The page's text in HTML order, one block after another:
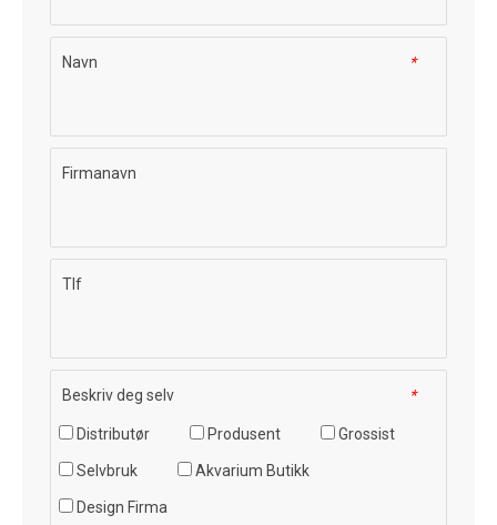
*
Navn
Firmanavn
Tlf
*
Beskriv deg selv
Distributør Produsent Grossist
Selvbruk Akvarium Butikk
Design Firma